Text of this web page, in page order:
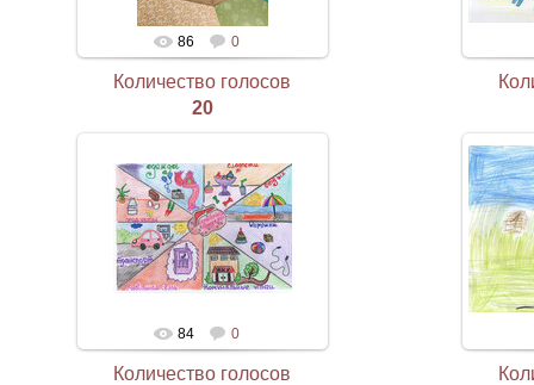
86 0
Количество голосов
20
84 0
Количество голосов